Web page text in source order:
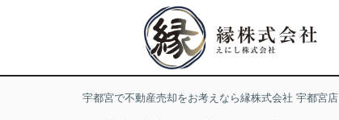
宇都宮で不動産売却をお考えなら縁株式会社 宇都宮店